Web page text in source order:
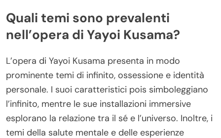
Quali temi sono prevalenti
nell’opera di Yayoi Kusama?
L’opera di Yayoi Kusama presenta in modo
prominente temi di infinito, ossessione e identità
personale. I suoi caratteristici pois simboleggiano
l’infinito, mentre le sue installazioni immersive
esplorano la relazione tra il sé e l’universo. Inoltre, i
temi della salute mentale e delle esperienze